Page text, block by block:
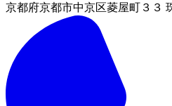
京都府京都市中京区菱屋町３３